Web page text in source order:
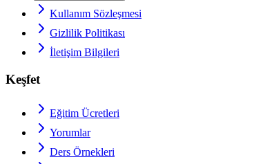
Kullanım Sözleşmesi
Gizlilik Politikası
İletişim Bilgileri
Keşfet
Eğitim Ücretleri
Yorumlar
Ders Örnekleri